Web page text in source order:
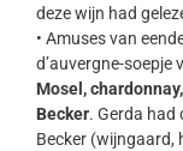
deze wijn had
• Amuses van
d’auvergne-soepje
Mosel,
Becker. Gerda had
Becker (wijngaard,